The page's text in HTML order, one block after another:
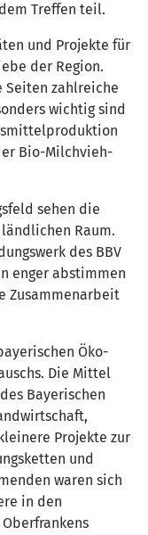
Treffen teil.
und Projekte für
der Region.
Seiten zahlreiche
wichtig sind
Bio-Milchvieh-
sehen die
Raum.
des BBV
enger abstimmen
Zusammenarbeit
Öko-
Die Mittel
Bayerischen
Projekte zur
und
waren sich
in den